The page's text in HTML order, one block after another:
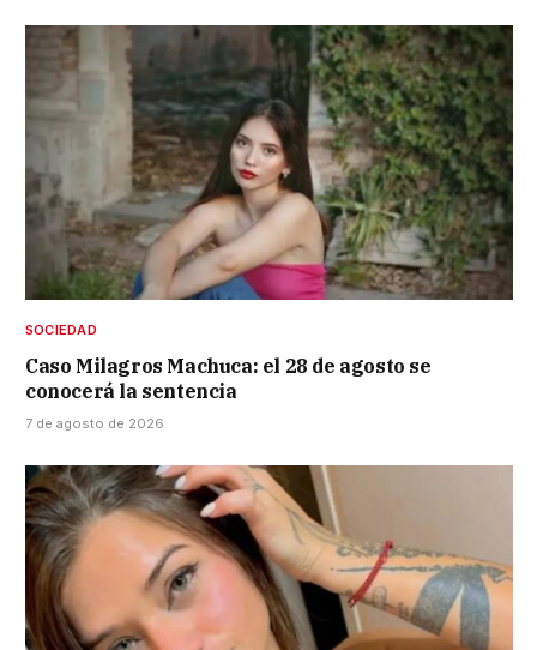
SOCIEDAD
Caso Milagros Machuca: el 28 de agosto se
conocerá la sentencia
7 de agosto de 2026